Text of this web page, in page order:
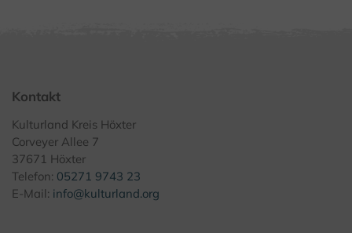
Kontakt
Kulturland Kreis Höxter
Corveyer Allee 7
37671 Höxter
Telefon: 05271 9743 23
E-Mail: info@kulturland.org